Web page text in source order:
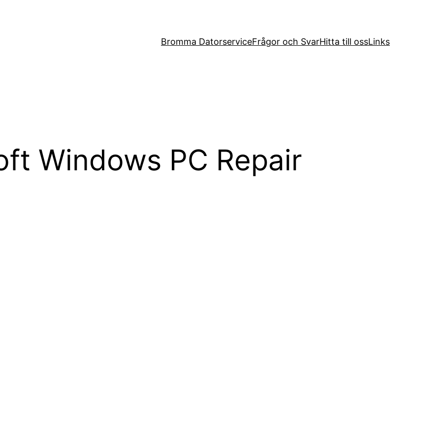
Bromma DatorserviceFrågor och SvarHitta till ossLinks
Windows PC Repair